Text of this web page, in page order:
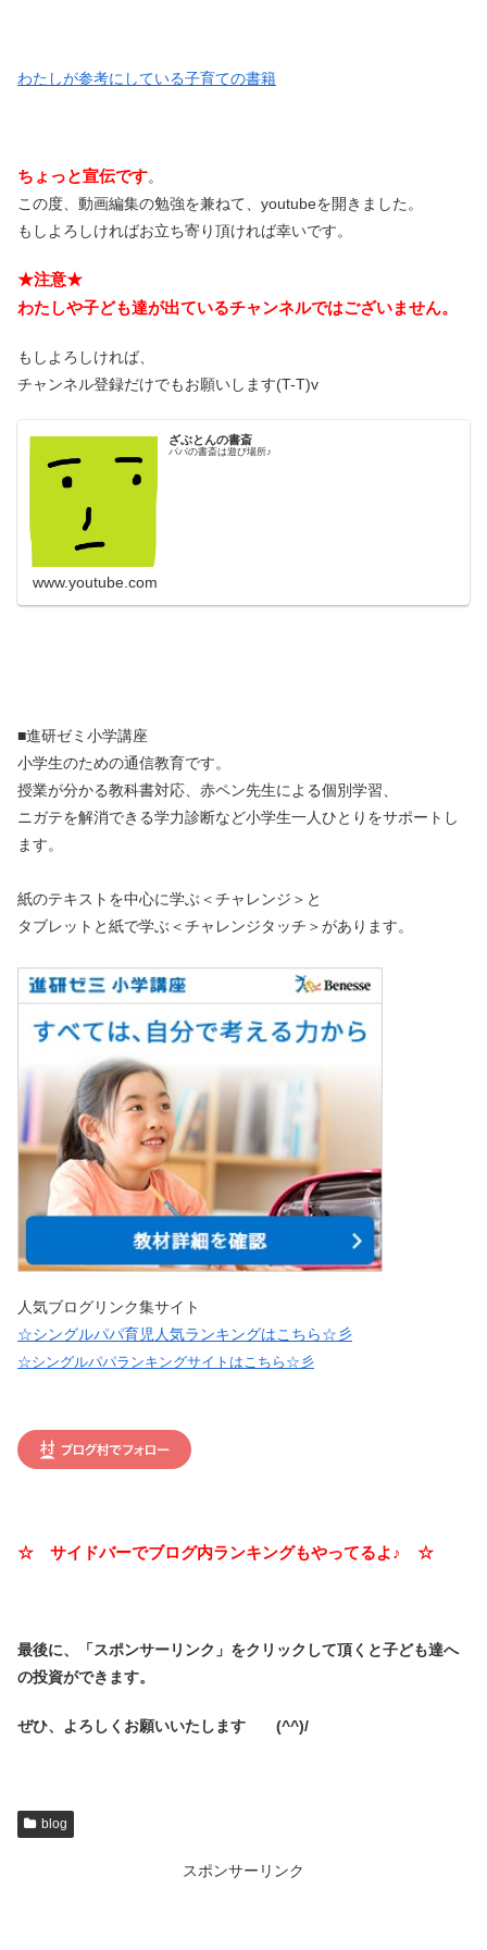
わたしが参考にしている子育ての書籍
ちょっと宣伝です。
この度、動画編集の勉強を兼ねて、youtubeを開きました。
もしよろしければお立ち寄り頂ければ幸いです。
★注意★
わたしや子ども達が出ているチャンネルではございません。
もしよろしければ、
チャンネル登録だけでもお願いします(T-T)v
ざぶとんの書斎
パパの書斎は遊び場所♪
www.youtube.com
■進研ゼミ小学講座
小学生のための通信教育です。
授業が分かる教科書対応、赤ペン先生による個別学習、
ニガテを解消できる学力診断など小学生一人ひとりをサポートし
ます。
紙のテキストを中心に学ぶ＜チャレンジ＞と
タブレットと紙で学ぶ＜チャレンジタッチ＞があります。
人気ブログリンク集サイト
☆シングルパパ育児人気ランキングはこちら☆彡
☆シングルパパランキングサイトはこちら☆彡
☆ サイドバーでブログ内ランキングもやってるよ♪ ☆
最後に、「スポンサーリンク」をクリックして頂くと子ども達へ
の投資ができます。
ぜひ、よろしくお願いいたします (^^)/
blog
スポンサーリンク